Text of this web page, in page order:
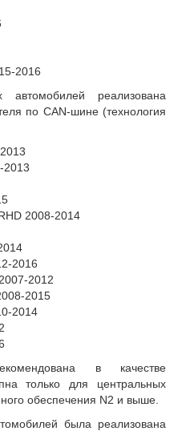
2016
реализована
по CAN-шине (технология
2013
2008-2014
2016
2012
2015
2014
в качестве
только для центральных
обеспечения N2 и выше.
была реализована